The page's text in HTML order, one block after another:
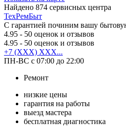
Найдено 874 сервисных центра
ТехРемБыт
С гарантией починим вашу
4.95 - 50 оценок и отзывов
4.95 - 50 оценок и отзывов
+7 (XXX) XXX...
ПН-ВС с 07:00 до 22:00
Ремонт
низкие цены
гарантия на работы
выезд мастера
бесплатная диагностика